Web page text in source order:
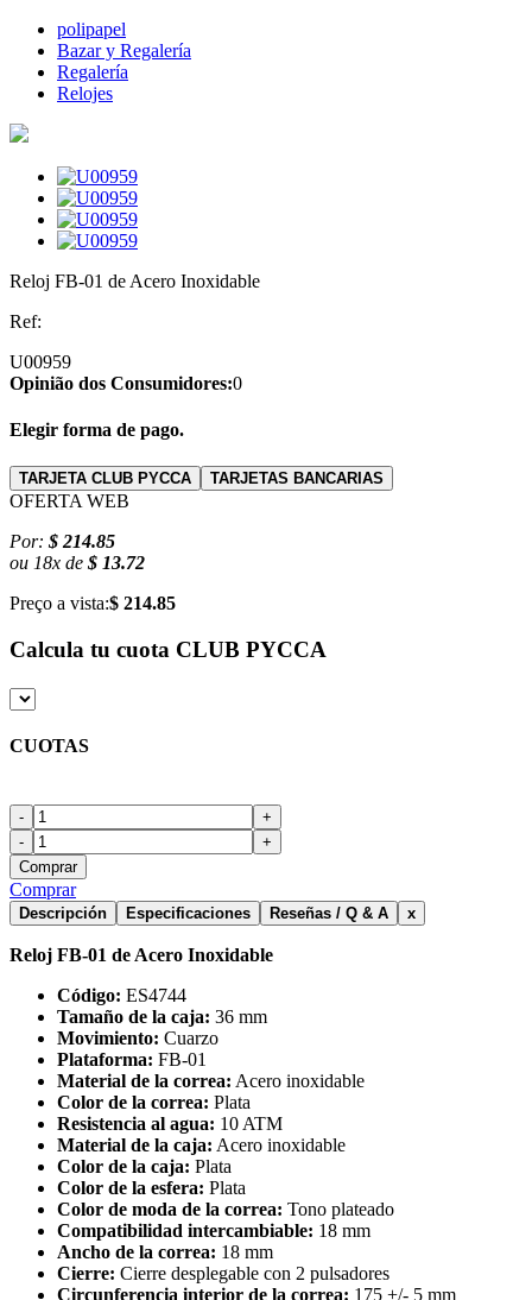
polipapel
Bazar y Regalería
Regalería
Relojes
Reloj FB-01 de Acero Inoxidable
Ref:
U00959
Opinião dos Consumidores:0
Elegir forma de pago.
TARJETA CLUB PYCCA TARJETAS BANCARIAS
OFERTA WEB
Por: $ 214.85
ou 18x de $ 13.72
Preço a vista:$ 214.85
Calcula tu cuota CLUB PYCCA
CUOTAS
-
+
-
+
Comprar
Comprar
Descripción Especificaciones Reseñas / Q & A x
Reloj FB-01 de Acero Inoxidable
Código: ES4744
Tamaño de la caja: 36 mm
Movimiento: Cuarzo
Plataforma: FB-01
Material de la correa: Acero inoxidable
Color de la correa: Plata
Resistencia al agua: 10 ATM
Material de la caja: Acero inoxidable
Color de la caja: Plata
Color de la esfera: Plata
Color de moda de la correa: Tono plateado
Compatibilidad intercambiable: 18 mm
Ancho de la correa: 18 mm
Cierre: Cierre desplegable con 2 pulsadores
Circunferencia interior de la correa: 175 +/- 5 mm